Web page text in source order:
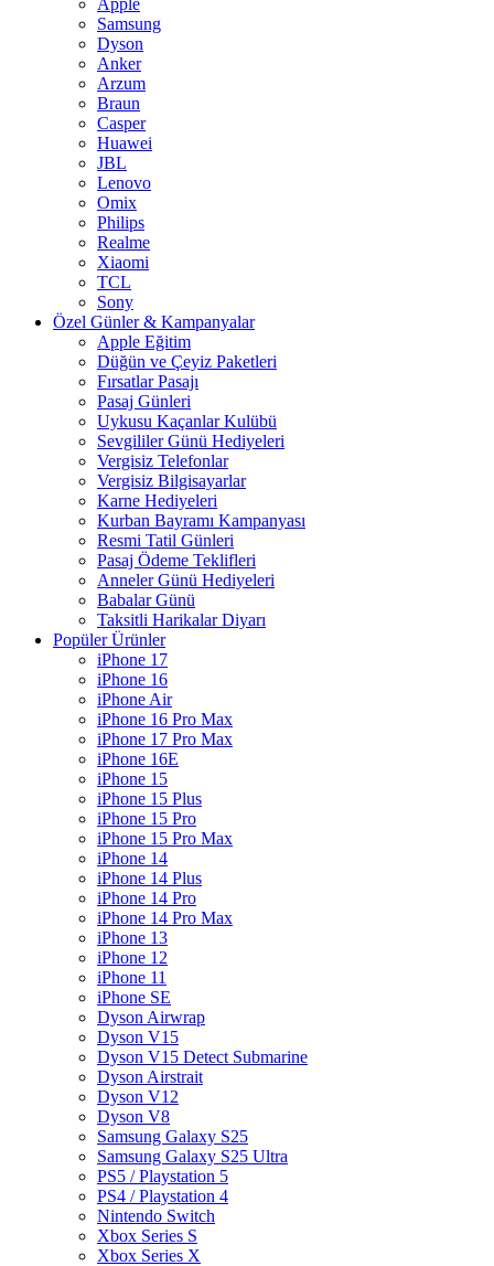
Samsung
Dyson
Anker
Arzum
Braun
Casper
Huawei
JBL
Lenovo
Omix
Philips
Realme
Xiaomi
TCL
Sony
Özel Günler & Kampanyalar
Apple Eğitim
Düğün ve Çeyiz Paketleri
Fırsatlar Pasajı
Pasaj Günleri
Uykusu Kaçanlar Kulübü
Sevgililer Günü Hediyeleri
Vergisiz Telefonlar
Vergisiz Bilgisayarlar
Karne Hediyeleri
Kurban Bayramı Kampanyası
Resmi Tatil Günleri
Pasaj Ödeme Teklifleri
Anneler Günü Hediyeleri
Babalar Günü
Taksitli Harikalar Diyarı
Popüler Ürünler
iPhone 17
iPhone 16
iPhone Air
iPhone 16 Pro Max
iPhone 17 Pro Max
iPhone 16E
iPhone 15
iPhone 15 Plus
iPhone 15 Pro
iPhone 15 Pro Max
iPhone 14
iPhone 14 Plus
iPhone 14 Pro
iPhone 14 Pro Max
iPhone 13
iPhone 12
iPhone 11
iPhone SE
Dyson Airwrap
Dyson V15
Dyson V15 Detect Submarine
Dyson Airstrait
Dyson V12
Dyson V8
Samsung Galaxy S25
Samsung Galaxy S25 Ultra
PS5 / Playstation 5
PS4 / Playstation 4
Nintendo Switch
Xbox Series S
Xbox Series X